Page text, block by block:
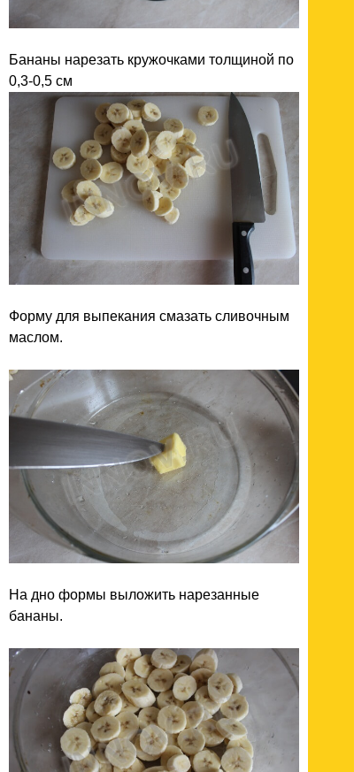
Бананы нарезать кружочками толщиной по
0,3-0,5 см
Форму для выпекания смазать сливочным
маслом.
На дно формы выложить нарезанные
бананы.